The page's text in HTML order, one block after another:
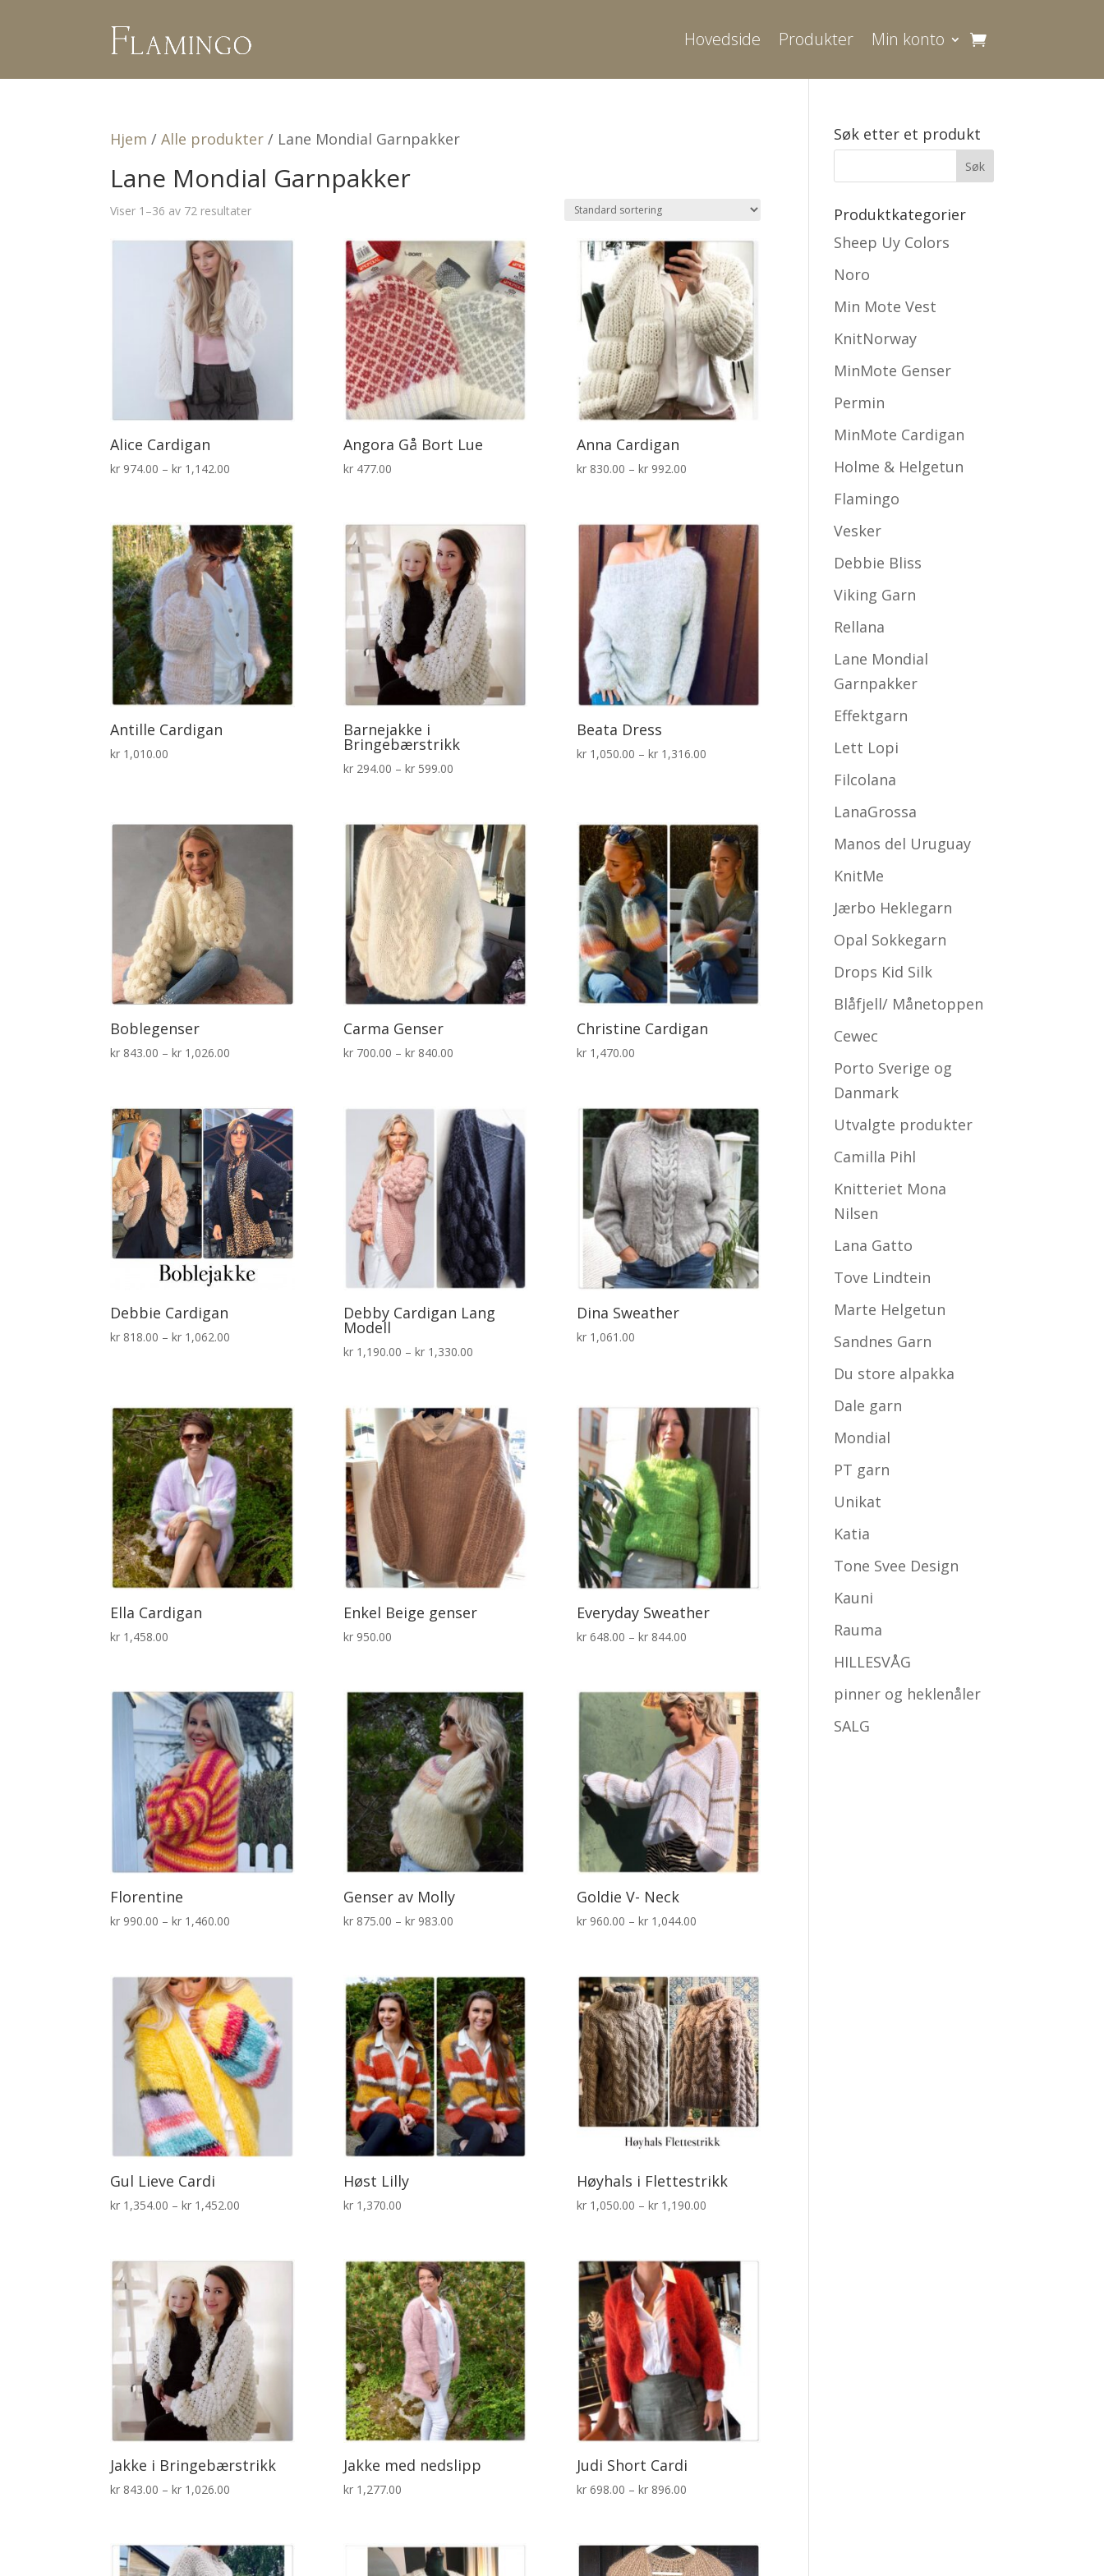
Hovedside Produkter Min konto
Hjem /Alle produkter / Lane Mondial Garnpakker
Lane Mondial Garnpakker
Viser 1–36 av 72 resultater
Alice Cardigan
kr 974.00 – kr 1,142.00
kr 1,142.00
Angora Gå Bort Lue
kr477.00
Anna Cardigan
kr830.00 – kr992.00Prisområde:
kr 992.00
Antille Cardigan
kr 1,010.00
Barnejakke i
Bringebærstrikk
kr294.00 – kr599.00Prisområde:
kr 599.00
Beata Dress
kr1,050.00 – kr1,316.00Prisområde:
Boblegenser
kr 843.00 – kr 1,026.00
kr 1,026.00
Carma Genser
kr700.00 – kr840.00Prisområde:
kr 840.00
Christine Cardigan
kr1,470.00
Debbie Cardigan
kr 818.00 – kr 1,062.00
Debby Cardigan Lang
Modell
kr1,190.00 – kr1,330.00Prisområde:
kr 1,330.00
Dina Sweather
kr1,061.00
Ella Cardigan
kr 1,458.00
Enkel Beige genser
kr950.00
Everyday Sweather
kr648.00 – kr844.00Prisområde:
kr 844.00
Florentine
kr 990.00 – kr 1,460.00
kr 1,460.00
Genser av Molly
kr875.00 – kr983.00Prisområde:
kr 983.00
Goldie V- Neck
kr960.00 – kr1,044.00Prisområde:
kr 1,044.00
Gul Lieve Cardi
kr 1,354.00 – kr 1,452.00
kr 1,452.00
Høst Lilly
kr1,370.00
Høyhals i Flettestrikk
kr1,050.00 – kr1,190.00Prisområde:
kr 1,190.00
Jakke i Bringebærstrikk
kr 843.00 – kr 1,026.00
kr 1,026.00
Jakke med nedslipp
kr1,277.00
Judi Short Cardi
kr698.00 – kr896.00Prisområde:
kr 896.00
Søk etter et produkt
Produktkategorier
Sheep Uy Colors
Noro
Min Mote Vest
KnitNorway
MinMote Genser
Permin
MinMote Cardigan
Holme & Helgetun
Flamingo
Vesker
Debbie Bliss
Viking Garn
Rellana
Lane Mondial
Garnpakker
Effektgarn
Lett Lopi
Filcolana
LanaGrossa
Manos del Uruguay
KnitMe
Jærbo Heklegarn
Opal Sokkegarn
Drops Kid Silk
Blåfjell/ Månetoppen
Cewec
Porto Sverige og
Danmark
Utvalgte produkter
Camilla Pihl
Knitteriet Mona
Nilsen
Lana Gatto
Tove Lindtein
Marte Helgetun
Sandnes Garn
Du store alpakka
Dale garn
Mondial
PT garn
Unikat
Katia
Tone Svee Design
Kauni
Rauma
HILLESVÅG
pinner og heklenåler
SALG